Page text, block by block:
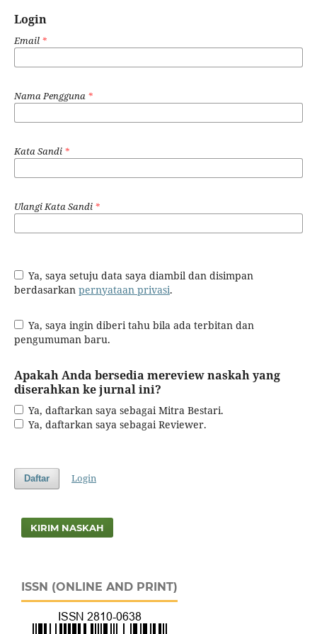
Login
Email *
Nama Pengguna *
Kata Sandi *
Ulangi Kata Sandi *
Ya, saya setuju data saya diambil dan disimpan
berdasarkan pernyataan privasi.
Ya, saya ingin diberi tahu bila ada terbitan dan
pengumuman baru.
Apakah Anda bersedia mereview naskah yang
diserahkan ke jurnal ini?
Ya, daftarkan saya sebagai Mitra Bestari.
Ya, daftarkan saya sebagai Reviewer.
Daftar Login
KIRIM NASKAH
ISSN (ONLINE AND PRINT)